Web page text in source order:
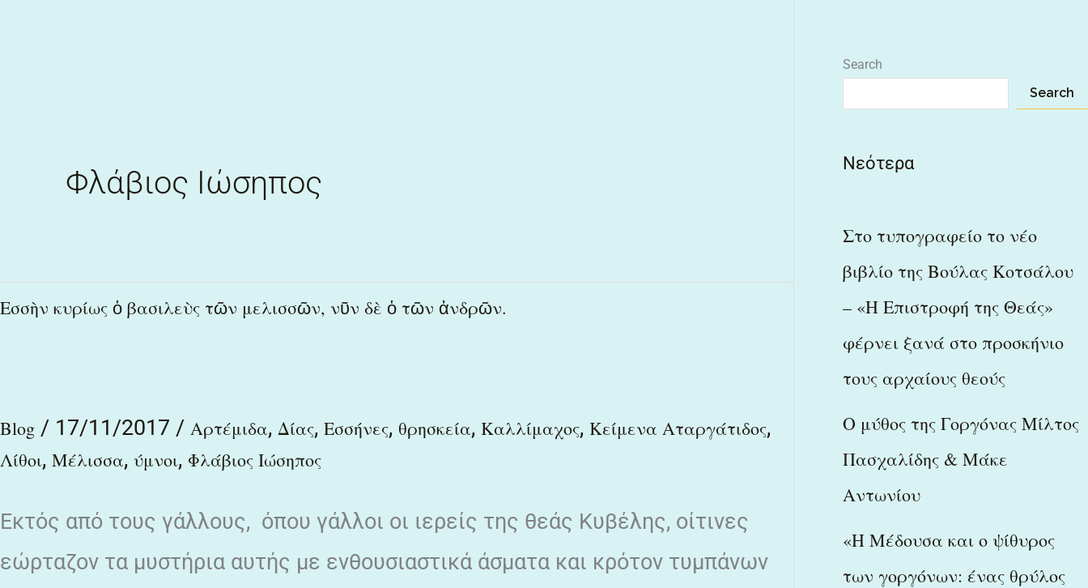
Φλάβιος Ιώσηπος
Εσσὴν κυρίως ὁ βασιλεὺς τῶν μελισσῶν, νῦν δὲ ὁ τῶν ἀνδρῶν.
Blog / 17/11/2017 / Αρτέμιδα, Δίας, Εσσήνες, θρησκεία, Καλλίμαχος, Κείμενα Αταργάτιδος,
Λίθοι, Μέλισσα, ύμνοι, Φλάβιος Ιώσηπος
Εκτός από τους γάλλους, όπου γάλλοι οι ιερείς της θεάς Κυβέλης, οίτινες
εώρταζον τα μυστήρια αυτής με ενθουσιαστικά άσματα και κρότον τυμπάνων
Εσσὴν
τῶν
μελισσῶν,
δὲ
ὁ
Search
Search
Νεότερα
Στο τυπογραφείο το νέο
βιβλίο της Βούλας Κοτσάλου
– «Η Επιστροφή της Θεάς»
φέρνει ξανά στο προσκήνιο
τους αρχαίους θεούς
Ο μύθος της Γοργόνας Μίλτος
Πασχαλίδης & Μάκε
Αντωνίου
«Η Μέδουσα και ο ψίθυρος
των γοργόνων: ένας θρύλος